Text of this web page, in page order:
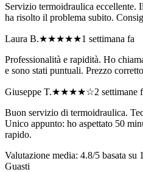
Servizio termoidraulica eccellente.
ha risolto il problema subito.
Laura B.★★★★★1 settimana fa
Professionalità e rapidità. Ho
e sono stati puntuali. Prezzo
Giuseppe T.★★★★☆2 settimane
Buon servizio di termoidraulica.
Unico appunto: ho aspettato 50
rapido.
Valutazione media: 4.8/5 basata
Guasti